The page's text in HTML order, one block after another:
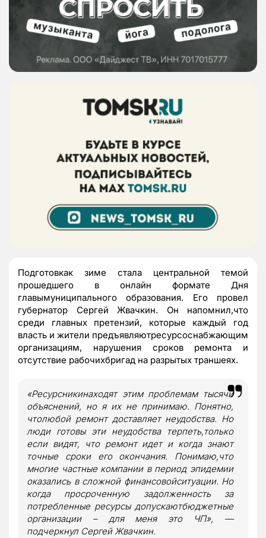
Подготовкак зиме стала центральной темой
прошедшего в онлайн формате Дня
главымуниципального образования. Его провел
губернатор Сергей Жвачкин. Он напомнил,что
среди главных претензий, которые каждый год
власть и жители предъявляютресурсоснабжающим
организациям, нарушения сроков ремонта и
отсутствие рабочихбригад на разрытых траншеях.
«Ресурсникинаходят этим проблемам тысячи
объяснений, но я их не принимаю. Понятно,
чтолюбой ремонт доставляет неудобства. Но
люди готовы эти неудобства терпеть,только
если видят, что ремонт идет и когда знают
точные сроки его окончания. Понимаю,что
многие частные компании в период эпидемии
оказались в сложной финансовойситуации. Но
когда просроченную задолженность за
потребленные ресурсы допускаютбюджетные
организации – для меня это ЧП», —
подчеркнул Сергей Жвачкин.